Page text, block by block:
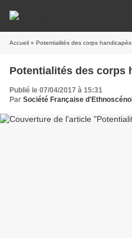
Accueil » Potentialités des corps handicapés
Potentialités des corps
Publié le 07/04/2017 à 15:31
Par Société Française